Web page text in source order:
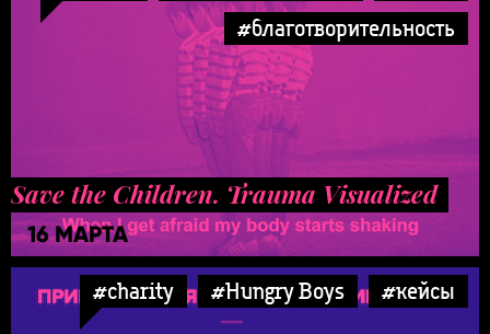
#благотворительность
Save the Children. Trauma Visualized
16 МАРТА
#charity #Hungry Boys #кейсы